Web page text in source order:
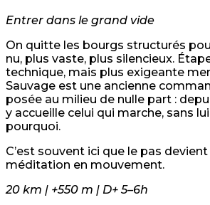
Entrer dans le grand vide
On quitte les bourgs structurés
nu, plus vaste, plus silencieux.
technique, mais plus exigeante
Sauvage est une ancienne
posée au milieu de nulle part :
y accueille celui qui marche, sans
pourquoi.
C’est souvent ici que le pas
méditation en mouvement.
20 km | +550 m | D+ 5–6h